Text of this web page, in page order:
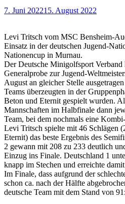
7. Juni 202215. August 2022
Levi Tritsch vom MSC Bensheim-
Einsatz in der deutschen Jugend-
Nationencup in Murnau.
Der Deutsche Minigolfsport Verband
Generalprobe zur Jugend-
August an gleicher Stelle
Teams überzeugten in der
Beton und Eternit gespielt wurden.
Mannschaften im Halbfinale dann
Team, bei dem nochmals eine
Levi Tritsch spielte mit 46 Schlägen
Eternit) das beste Ergebnis des
2 gewann mit 208 zu 233 deutlich
Einzug ins Finale. Deutschland 1
knapp im Stechen und erreichte
Im Finale, dass aufgrund der
schon ca. nach der Hälfte
deutsche Team mit dem Stand von